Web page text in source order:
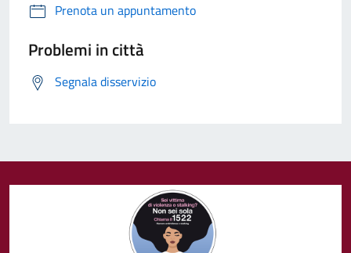
Prenota un appuntamento
Problemi in città
Segnala disservizio